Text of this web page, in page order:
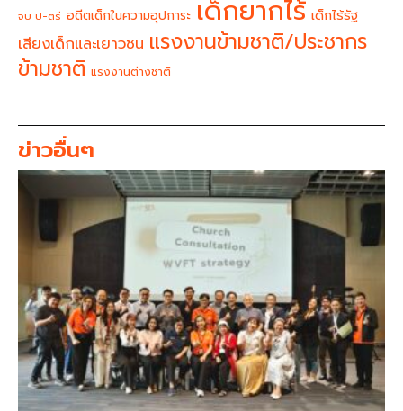
จบ ป-ตรี อดีตเด็กในความอุปการะ เด็กยากไร้ เด็กไร้รัฐ
เสียงเด็กและเยาวชน แรงงานข้ามชาติ/ประชากร
ข้ามชาติ แรงงานต่างชาติ
ข่าวอื่นๆ